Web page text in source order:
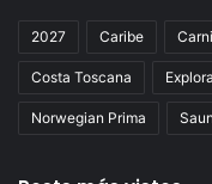
2027 Caribe
Costa Toscana
Norwegian Prima